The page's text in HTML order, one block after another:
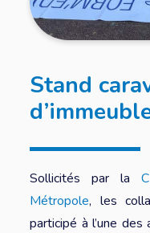
Stand
Sollicités par la
Métropole, les
participé à l’une des